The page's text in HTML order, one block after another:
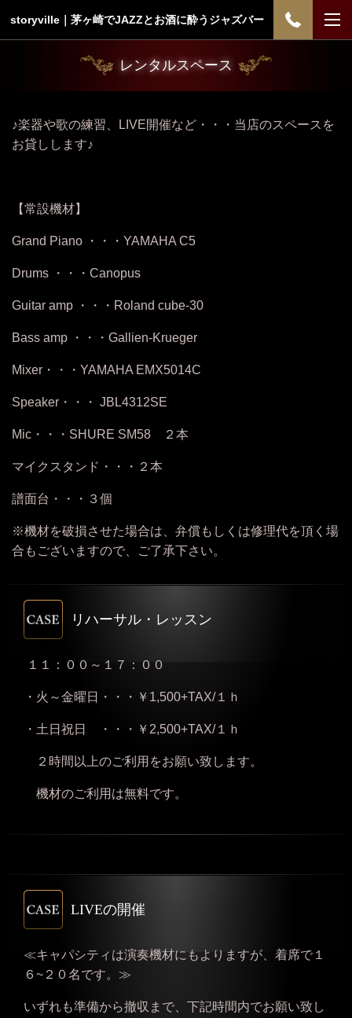
storyville｜茅ヶ崎でJAZZとお酒に酔うジャズバー
レンタルスペース
♪楽器や歌の練習、LIVE開催など・・・当店のスペースを
お貸しします♪
【常設機材】
Grand Piano ・・・YAMAHA C5
Drums ・・・Canopus
Guitar amp ・・・Roland cube-30
Bass amp ・・・Gallien-Krueger
Mixer・・・YAMAHA EMX5014C
Speaker・・・ JBL4312SE
Mic・・・SHURE SM58 ２本
マイクスタンド・・・２本
譜面台・・・３個
※機材を破損させた場合は、弁償もしくは修理代を頂く場
合もございますので、ご了承下さい。
リハーサル・レッスン
１１：００～１７：００
・火～金曜日・・・￥1,500+TAX/１ｈ
・土日祝日 ・・・￥2,500+TAX/１ｈ
２時間以上のご利用をお願い致します。
機材のご利用は無料です。
LIVEの開催
≪キャパシティは演奏機材にもよりますが、着席で１
６~２０名です。≫
いずれも準備から撤収まで、下記時間内でお願い致し